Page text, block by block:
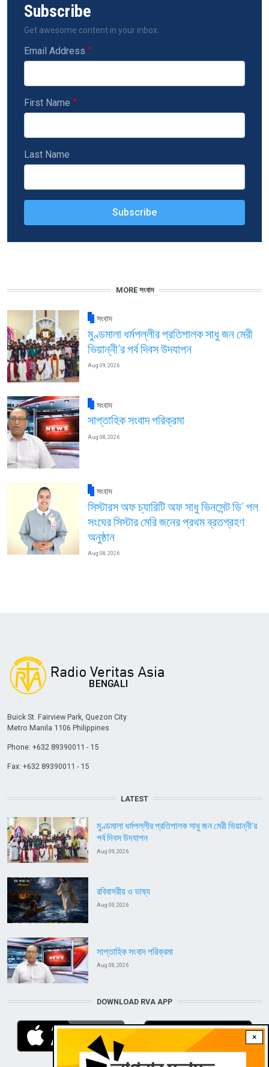
Subscribe
Get awesome content in your inbox.
Email Address
First Name
Last Name
MORE সংবাদ
সংবাদ
মুণ্ডমালা ধর্মপল্লীর প্রতিপালক সাধু জন মেরী
ভিয়ান্নী’র পর্ব দিবস উদযাপন
Aug 09, 2026
সংবাদ
সাপ্তাহিক সংবাদ পরিক্রমা
Aug 08, 2026
সংবাদ
সিস্টারস অফ চ্যারিটি অফ সাধু ভিনসেন্ট ডি’ পল
সংঘের সিস্টার মেরি জনের প্রথম ব্রতগ্রহণ
অনুষ্ঠান
Aug 08, 2026
×
Buick St. Fairview Park, Quezon City
Metro Manila 1106 Philippines
Phone: +632 89390011 - 15
Fax: +632 89390011 - 15
LATEST
মুণ্ডমালা ধর্মপল্লীর প্রতিপালক সাধু জন মেরী ভিয়ান্নী’র
পর্ব দিবস উদযাপন
Aug 09, 2026
রবিবাসরীয় ও ভাষ্য
Aug 09, 2026
সাপ্তাহিক সংবাদ পরিক্রমা
Aug 08, 2026
DOWNLOAD RVA APP